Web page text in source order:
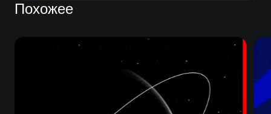
Похожее